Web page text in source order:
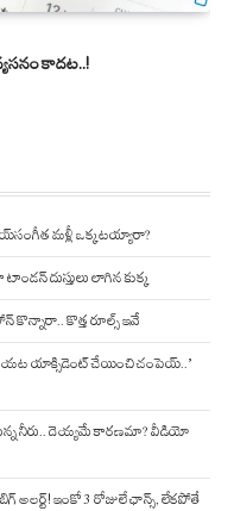
కాదట..!
సంగీత మళ్లీ ఒక్కటయ్యారా?
దుస్తులు లాగిన కుక్క
కొన్నారా.. కొత్త రూల్స్ ఇవే
బయట యాక్సిడెంట్ చేయించి చంపెయ్..’
నీరు.. దెయ్యమే కారణమా? వీడియో
అలర్ట్! ఇంకో 3 రోజులే ఛాన్స్, లేకపోతే